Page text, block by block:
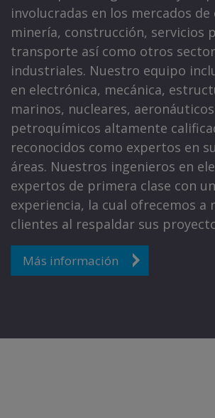
involucradas en los mercados de
minería, construcción, servicios
transporte así como otros
industriales. Nuestro equipo
en electrónica, mecánica,
marinos, nucleares,
petroquímicos altamente
reconocidos como expertos en
áreas. Nuestros ingenieros en
expertos de primera clase con
experiencia, la cual ofrecemos a
clientes al respaldar sus
Más información